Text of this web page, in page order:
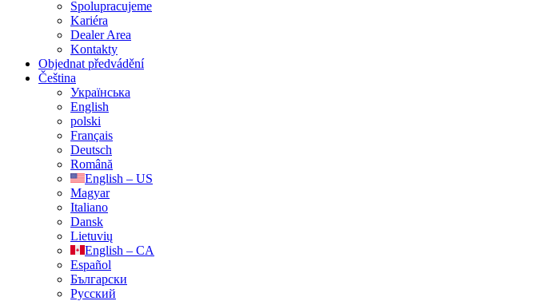
Spolupracujeme
Kariéra
Dealer Area
Kontakty
Objednat předvádění
Čeština
Українська
English
polski
Français
Deutsch
Română
English – US
Magyar
Italiano
Dansk
Lietuvių
English – CA
Español
Български
Русский